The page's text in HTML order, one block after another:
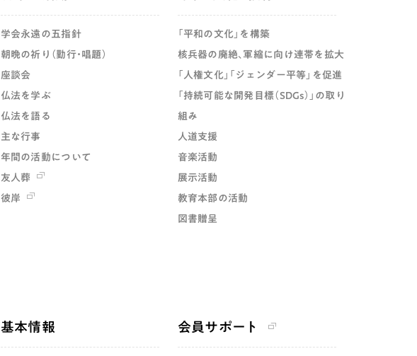
学会永遠の五指針
朝晩の祈り（勤行・唱題）
座談会
仏法を学ぶ
仏法を語る
主な行事
年間の活動について
友人葬
彼岸
「平和の文化」を構築
核兵器の廃絶、軍縮に向け連帯を拡大
「人権文化」「ジェンダー平等」を促進
「持続可能な開発目標（SDGs）」の取り
組み
人道支援
音楽活動
展示活動
教育本部の活動
図書贈呈
基本情報 会員サポート